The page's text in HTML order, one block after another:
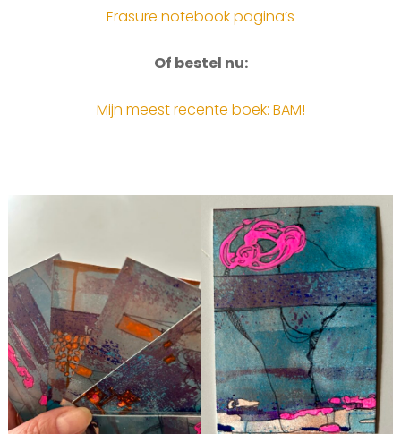
Erasure notebook pagina’s
Of bestel nu:
Mijn meest recente boek: BAM!